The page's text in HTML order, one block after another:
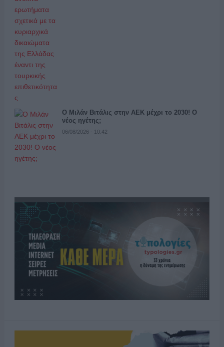
Ο Μιλάν Βιτάλις στην ΑΕΚ μέχρι το 2030! Ο
νέος ηγέτης;
06/08/2026 - 10:42